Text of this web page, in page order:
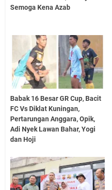
Semoga Kena Azab
Babak 16 Besar GR Cup, Bacit
FC Vs Diklat Kuningan,
Pertarungan Anggara, Opik,
Adi Nyek Lawan Bahar, Yogi
dan Hoji